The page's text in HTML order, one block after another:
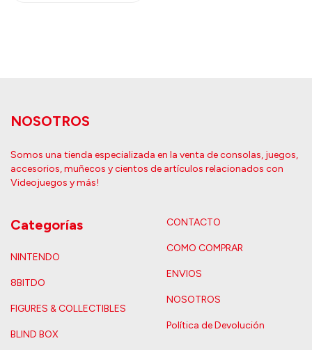
NOSOTROS
Somos una tienda especializada en la venta de consolas, juegos,
accesorios, muñecos y cientos de artículos relacionados con
Videojuegos y más!
Categorías
NINTENDO
8BITDO
FIGURES & COLLECTIBLES
BLIND BOX
CONTACTO
COMO COMPRAR
ENVIOS
NOSOTROS
Política de Devolución